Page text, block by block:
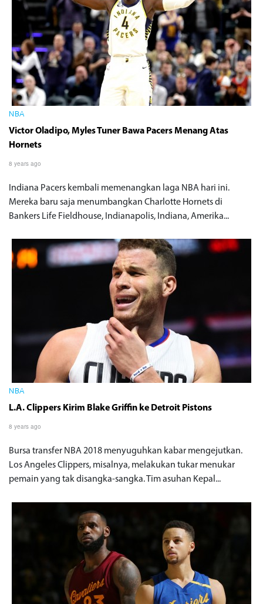
NBA
Victor Oladipo, Myles Tuner Bawa Pacers Menang Atas
Hornets
8 years ago
Indiana Pacers kembali memenangkan laga NBA hari ini.
Mereka baru saja menumbangkan Charlotte Hornets di
Bankers Life Fieldhouse, Indianapolis, Indiana, Amerika...
NBA
L.A. Clippers Kirim Blake Griffin ke Detroit Pistons
8 years ago
Bursa transfer NBA 2018 menyuguhkan kabar mengejutkan.
Los Angeles Clippers, misalnya, melakukan tukar menukar
pemain yang tak disangka-sangka. Tim asuhan Kepal...